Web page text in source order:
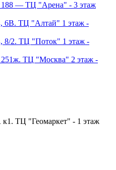
188 — ТЦ "Арена" - 3 этаж
6В. ТЦ "Алтай" 1 этаж -
8/2. ТЦ "Поток" 1 этаж -
251ж. ТЦ "Москва" 2 этаж -
ТЦ "Геомаркет" - 1 этаж